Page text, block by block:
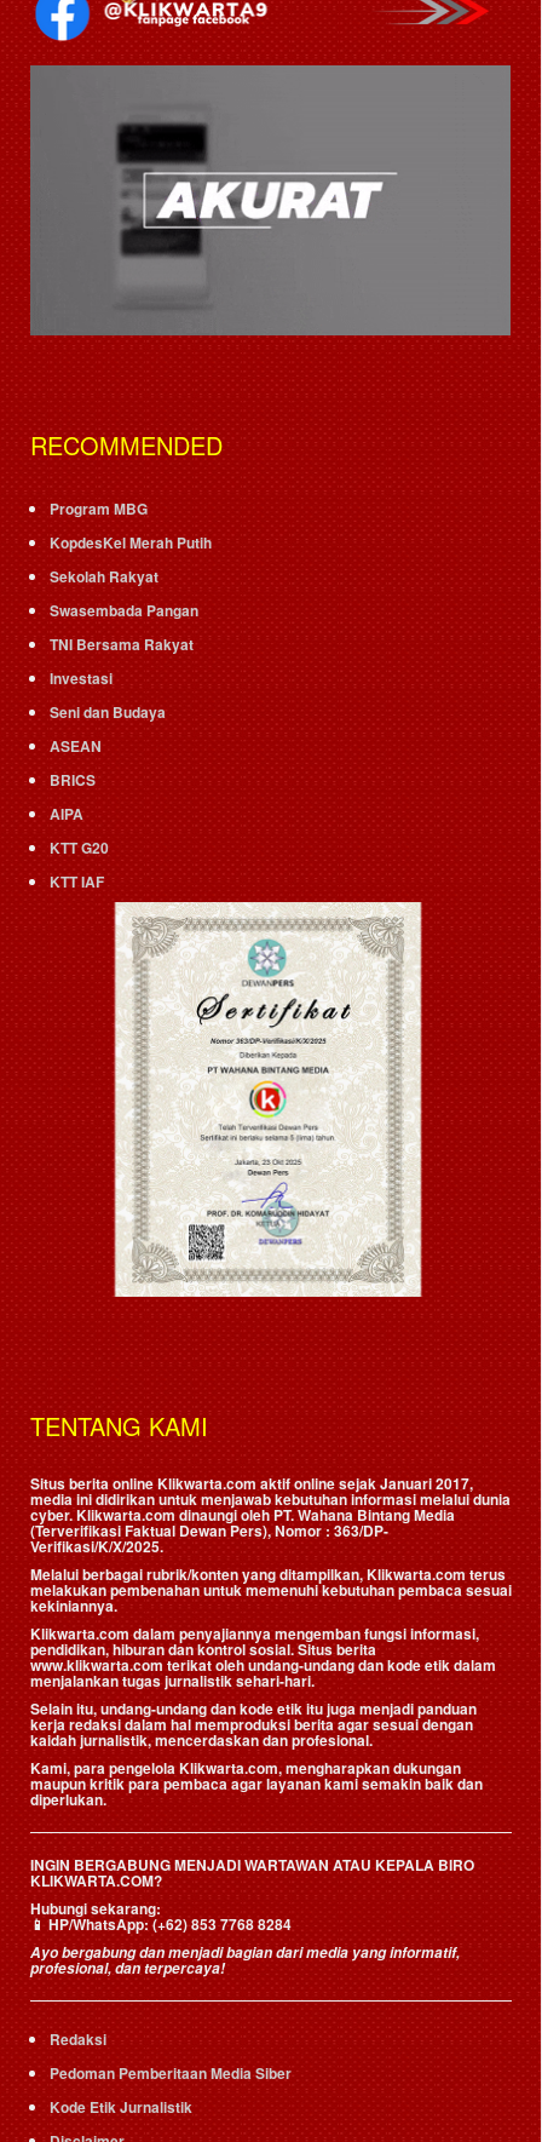
RECOMMENDED
Program MBG
KopdesKel Merah Putih
Sekolah Rakyat
Swasembada Pangan
TNI Bersama Rakyat
Investasi
Seni dan Budaya
ASEAN
BRICS
AIPA
KTT G20
KTT IAF
TENTANG KAMI
Situs berita online Klikwarta.com aktif online sejak Januari 2017,
media ini didirikan untuk menjawab kebutuhan informasi melalui dunia
cyber. Klikwarta.com dinaungi oleh PT. Wahana Bintang Media
(Terverifikasi Faktual Dewan Pers), Nomor : 363/DP-
Verifikasi/K/X/2025.
Melalui berbagai rubrik/konten yang ditampilkan, Klikwarta.com terus
melakukan pembenahan untuk memenuhi kebutuhan pembaca sesuai
kekiniannya.
Klikwarta.com dalam penyajiannya mengemban fungsi informasi,
pendidikan, hiburan dan kontrol sosial. Situs berita
www.klikwarta.com terikat oleh undang-undang dan kode etik dalam
menjalankan tugas jurnalistik sehari-hari.
Selain itu, undang-undang dan kode etik itu juga menjadi panduan
kerja redaksi dalam hal memproduksi berita agar sesuai dengan
kaidah jurnalistik, mencerdaskan dan profesional.
Kami, para pengelola Klikwarta.com, mengharapkan dukungan
maupun kritik para pembaca agar layanan kami semakin baik dan
diperlukan.
INGIN BERGABUNG MENJADI WARTAWAN ATAU KEPALA BIRO
KLIKWARTA.COM?
Hubungi sekarang:
📱HP/WhatsApp:(+62) 853 7768 8284
Ayo bergabung dan menjadi bagian dari media yang informatif,
profesional, dan terpercaya!
Redaksi
Pedoman Pemberitaan Media Siber
Kode Etik Jurnalistik